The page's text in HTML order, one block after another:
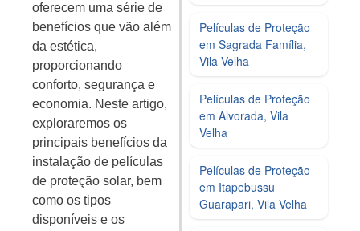
oferecem uma série de
benefícios que vão além
da estética,
proporcionando
conforto, segurança e
economia. Neste artigo,
exploraremos os
principais benefícios da
instalação de películas
de proteção solar, bem
como os tipos
disponíveis e os
Películas de Proteção
em Sagrada Família,
Vila Velha
Películas de Proteção
em Alvorada, Vila
Velha
Películas de Proteção
em Itapebussu
Guarapari, Vila Velha